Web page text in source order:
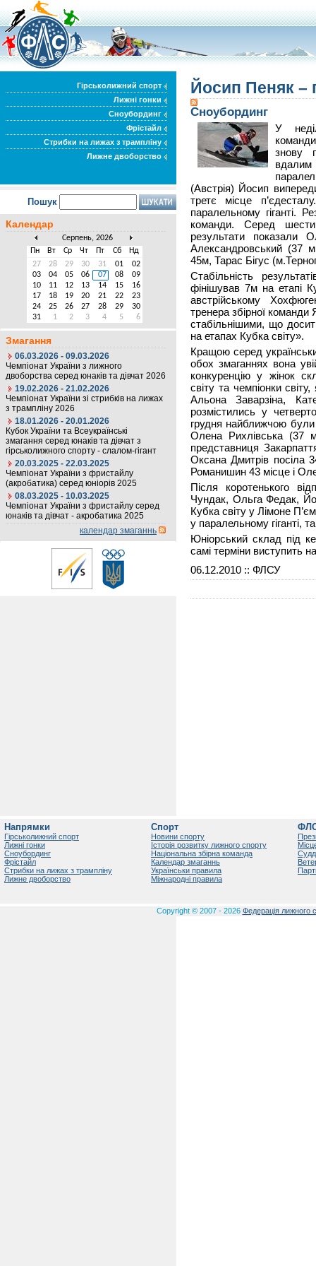
Гірськолижний спорт
Лижні гонки
Сноубординг
Фрістайл
Стрибки на лижах з трампліну
Лижне двоборство
Пошук
Календар
Серпень, 2026
Пн
Вт Ср Чт Пт Сб
Нд
27
28 29 30 31 01
02
03
04 05 06 07 08
09
10
11 12 13 14 15
16
17
18 19 20 21 22
23
24
25 26 27 28 29
30
31
1 2 3 4 5 6
Змагання
06.03.2026 - 09.03.2026
Чемпіонат України з лижного
двоборства серед юнаків та дівчат 2026
19.02.2026 - 21.02.2026
Чемпіонат України зі стрибків на лижах
з трампліну 2026
18.01.2026 - 20.01.2026
Кубок України та Всеукраїнські
змагання серед юнаків та дівчат з
гірськолижного спорту - слалом-гігант
20.03.2025 - 22.03.2025
Чемпіонат України з фристайлу
(акробатика) серед юніорів 2025
08.03.2025 - 10.03.2025
Чемпіонат України з фристайлу серед
юнаків та дівчат - акробатика 2025
календар змаганнь
Йосип Пеняк –
Сноубординг
У
знову
(Австрія) Йосип
третє місце
паралельному гіганті.
команди. Серед шести
результати показали
Александровський (37
45м, Тарас Бігус
Стабільність
фінішував 7м на етапі
австрійському
тренера збірної
стабільнішими, що
на етапах Кубка світу».
Кращою серед
обох змаганнях вона
конкуренцію у жінок
світу та чемпіонки
Альона Заварзіна,
розмістились у
грудня найближчою були
Олена Рихлівська (37
представниця
Оксана Дмитрів посіла
Романишин 43 місце і
Після коротенького
Чундак, Ольга Федак,
Кубка світу у Лімоне
у паралельному гіганті,
Юніорський склад під
самі терміни виступить
06.12.2010 :: ФЛСУ
Напрямки
Гірськолижний спорт
Лижні гонки
Сноубординг
Фрістайл
Стрибки на лижах з трампліну
Лижне двоборство
Спорт
Новини спорту
Історія розвитку лижного спорту
Національна збірна команда
Календар змаганнь
Українськи правила
Міжнародні правила
Copyright © 2007 - 2026 Федерація лижного